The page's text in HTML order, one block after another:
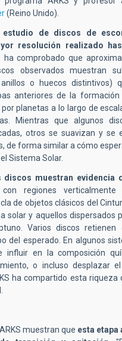
(Reino Unido).
estudio de discos de
resolución realizado
comprobado que
observados muestran
anillos o huecos distintivos)
anteriores de la formación
planetas a lo largo de
Mientras que algunos
otros se suavizan y se
de forma similar a cómo
Sistema Solar.
discos muestran evidencia
regiones verticalmente
de objetos clásicos del
solar y aquellos dispersados
Varios discos retienen
del esperado. En algunos
influir en la composición quí
o incluso desplazar
ha compartido esta riqueza
muestran que esta etapa